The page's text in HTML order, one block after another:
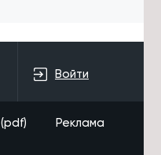
Войти
Реклама